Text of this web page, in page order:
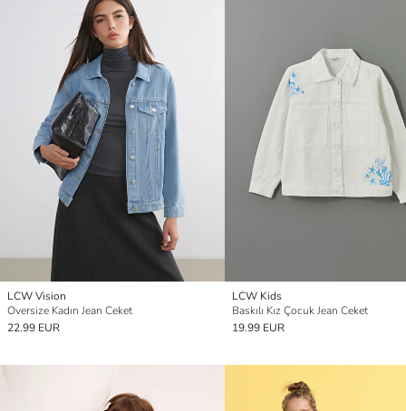
LCW Vision
Oversize Kadın Jean Ceket
22.99 EUR
LCW Kids
Baskılı Kız Çocuk Jean Ceket
19.99 EUR